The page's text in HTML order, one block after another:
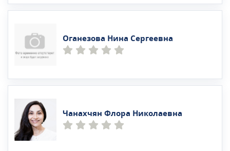
Оганезова Нина Сергеевна
Чанахчян Флора Николаевна